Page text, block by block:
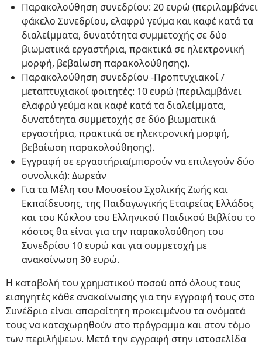
Παρακολούθηση συνεδρίου: 20 ευρώ (περιλαμβάνει
φάκελο Συνεδρίου, ελαφρύ γεύμα και καφέ κατά τα
διαλείμματα, δυνατότητα συμμετοχής σε δύο
βιωματικά εργαστήρια, πρακτικά σε ηλεκτρονική
μορφή, βεβαίωση παρακολούθησης).
Παρακολούθηση συνεδρίου -Προπτυχιακοί /
μεταπτυχιακοί φοιτητές: 10 ευρώ (περιλαμβάνει
ελαφρύ γεύμα και καφέ κατά τα διαλείμματα,
δυνατότητα συμμετοχής σε δύο βιωματικά
εργαστήρια, πρακτικά σε ηλεκτρονική μορφή,
βεβαίωση παρακολούθησης).
Εγγραφή σε εργαστήρια(μπορούν να επιλεγούν δύο
συνολικά): Δωρεάν
Για τα Μέλη του Μουσείου Σχολικής Ζωής και
Εκπαίδευσης, της Παιδαγωγικής Εταιρείας Ελλάδος
και του Κύκλου του Ελληνικού Παιδικού Βιβλίου το
κόστος θα είναι για την παρακολούθηση του
Συνεδρίου 10 ευρώ και για συμμετοχή με
ανακοίνωση 30 ευρώ.
Η καταβολή του χρηματικού ποσού από όλους τους
εισηγητές κάθε ανακοίνωσης για την εγγραφή τους στο
Συνέδριο είναι απαραίτητη προκειμένου τα ονόματά
τους να καταχωρηθούν στο πρόγραμμα και στον τόμο
των περιλήψεων. Μετά την εγγραφή στην ιστοσελίδα